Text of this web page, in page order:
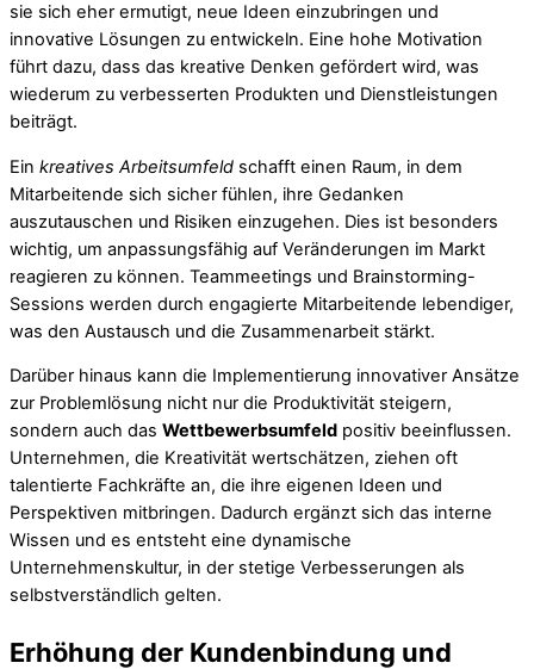
sie sich eher ermutigt, neue Ideen einzubringen und
innovative Lösungen zu entwickeln. Eine hohe Motivation
führt dazu, dass das kreative Denken gefördert wird, was
wiederum zu verbesserten Produkten und Dienstleistungen
beiträgt.
Ein kreatives Arbeitsumfeld schafft einen Raum, in dem
Mitarbeitende sich sicher fühlen, ihre Gedanken
auszutauschen und Risiken einzugehen. Dies ist besonders
wichtig, um anpassungsfähig auf Veränderungen im Markt
reagieren zu können. Teammeetings und Brainstorming-
Sessions werden durch engagierte Mitarbeitende lebendiger,
was den Austausch und die Zusammenarbeit stärkt.
Darüber hinaus kann die Implementierung innovativer Ansätze
zur Problemlösung nicht nur die Produktivität steigern,
sondern auch das Wettbewerbsumfeld positiv beeinflussen.
Unternehmen, die Kreativität wertschätzen, ziehen oft
talentierte Fachkräfte an, die ihre eigenen Ideen und
Perspektiven mitbringen. Dadurch ergänzt sich das interne
Wissen und es entsteht eine dynamische
Unternehmenskultur, in der stetige Verbesserungen als
selbstverständlich gelten.
Erhöhung der Kundenbindung und